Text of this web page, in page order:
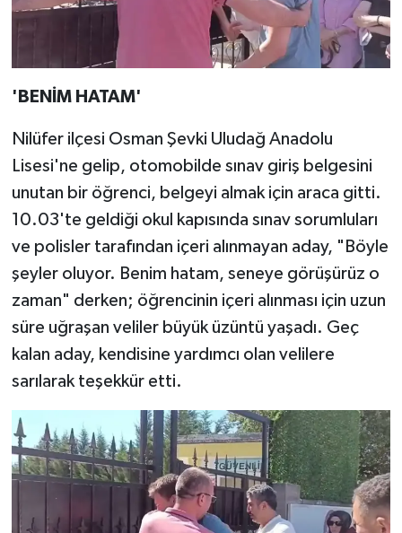
'BENİM HATAM'
Nilüfer ilçesi Osman Şevki Uludağ Anadolu
Lisesi'ne gelip, otomobilde sınav giriş belgesini
unutan bir öğrenci, belgeyi almak için araca gitti.
10.03'te geldiği okul kapısında sınav sorumluları
ve polisler tarafından içeri alınmayan aday, "Böyle
şeyler oluyor. Benim hatam, seneye görüşürüz o
zaman" derken; öğrencinin içeri alınması için uzun
süre uğraşan veliler büyük üzüntü yaşadı. Geç
kalan aday, kendisine yardımcı olan velilere
sarılarak teşekkür etti.